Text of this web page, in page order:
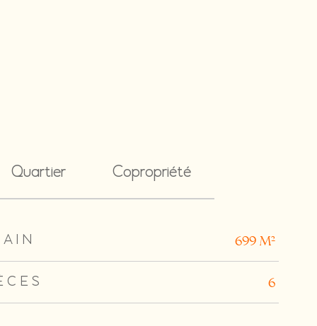
Quartier Copropriété
699 m²
6